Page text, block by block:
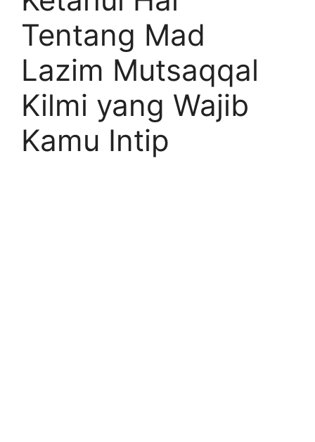
Tentang Mad
Lazim Mutsaqqal
Kilmi yang Wajib
Kamu Intip